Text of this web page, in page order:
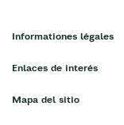
Informationes légales
Enlaces de interés
Mapa del sitio